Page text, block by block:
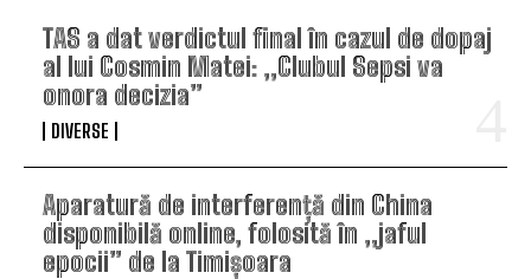
TAS a dat verdictul final în cazul de dopaj
al lui Cosmin Matei: „Clubul Sepsi va
onora decizia”
DIVERSE
Aparatură de interferență din China
disponibilă online, folosită în „jaful
epocii” de la Timișoara